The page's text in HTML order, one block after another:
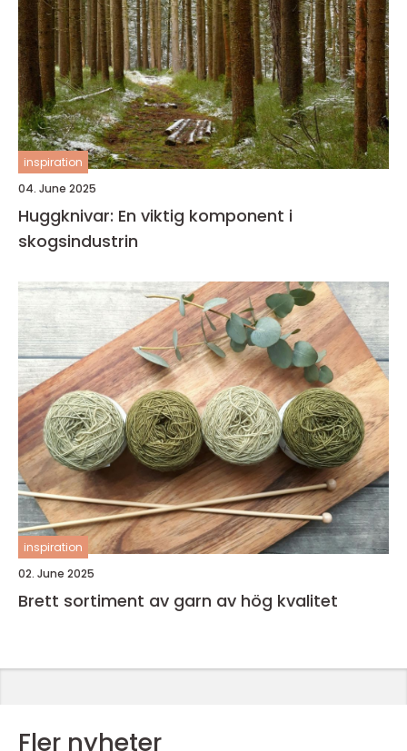
inspiration
04. June 2025
Huggknivar: En viktig komponent i
skogsindustrin
inspiration
02. June 2025
Brett sortiment av garn av hög kvalitet
Fler nyheter